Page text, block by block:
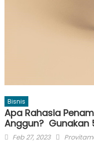
Bisnis
Apa Rahasia
Anggun? Gunakan
Posted
Feb 27, 2023 Author